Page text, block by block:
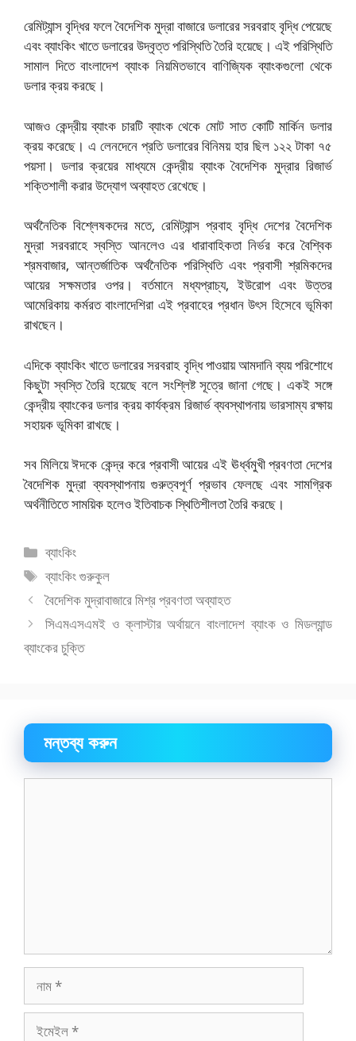
রেমিট্যান্স বৃদ্ধির ফলে বৈদেশিক মুদ্রা বাজারে ডলারের সরবরাহ বৃদ্ধি পেয়েছে
এবং ব্যাংকিং খাতে ডলারের উদ্বৃত্ত পরিস্থিতি তৈরি হয়েছে। এই পরিস্থিতি
সামাল দিতে বাংলাদেশ ব্যাংক নিয়মিতভাবে বাণিজ্যিক ব্যাংকগুলো থেকে
ডলার ক্রয় করছে।
আজও কেন্দ্রীয় ব্যাংক চারটি ব্যাংক থেকে মোট সাত কোটি মার্কিন ডলার
ক্রয় করেছে। এ লেনদেনে প্রতি ডলারের বিনিময় হার ছিল ১২২ টাকা ৭৫
পয়সা। ডলার ক্রয়ের মাধ্যমে কেন্দ্রীয় ব্যাংক বৈদেশিক মুদ্রার রিজার্ভ
শক্তিশালী করার উদ্যোগ অব্যাহত রেখেছে।
অর্থনৈতিক বিশ্লেষকদের মতে, রেমিট্যান্স প্রবাহ বৃদ্ধি দেশের বৈদেশিক
মুদ্রা সরবরাহে স্বস্তি আনলেও এর ধারাবাহিকতা নির্ভর করে বৈশ্বিক
শ্রমবাজার, আন্তর্জাতিক অর্থনৈতিক পরিস্থিতি এবং প্রবাসী শ্রমিকদের
আয়ের সক্ষমতার ওপর। বর্তমানে মধ্যপ্রাচ্য, ইউরোপ এবং উত্তর
আমেরিকায় কর্মরত বাংলাদেশিরা এই প্রবাহের প্রধান উৎস হিসেবে ভূমিকা
রাখছেন।
এদিকে ব্যাংকিং খাতে ডলারের সরবরাহ বৃদ্ধি পাওয়ায় আমদানি ব্যয় পরিশোধে
কিছুটা স্বস্তি তৈরি হয়েছে বলে সংশ্লিষ্ট সূত্রে জানা গেছে। একই সঙ্গে
কেন্দ্রীয় ব্যাংকের ডলার ক্রয় কার্যক্রম রিজার্ভ ব্যবস্থাপনায় ভারসাম্য রক্ষায়
সহায়ক ভূমিকা রাখছে।
সব মিলিয়ে ঈদকে কেন্দ্র করে প্রবাসী আয়ের এই ঊর্ধ্বমুখী প্রবণতা দেশের
বৈদেশিক মুদ্রা ব্যবস্থাপনায় গুরুত্বপূর্ণ প্রভাব ফেলছে এবং সামগ্রিক
অর্থনীতিতে সাময়িক হলেও ইতিবাচক স্থিতিশীলতা তৈরি করছে।
বিভাগ
সমূহ
ব্যাংকিং
ট্যাগ
সমূহ
ব্যাংকিং গুরুকুল
বৈদেশিক মুদ্রাবাজারে মিশ্র প্রবণতা অব্যাহত
সিএমএসএমই ও ক্লাস্টার অর্থায়নে বাংলাদেশ ব্যাংক ও মিডল্যান্ড
ব্যাংকের চুক্তি
মন্তব্য করুন
ইমেইল